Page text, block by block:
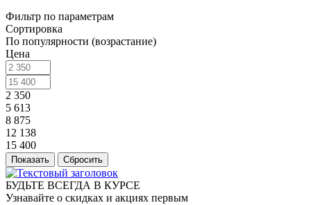
Фильтр по параметрам
Сортировка
По популярности (возрастание)
Цена
2 350
5 613
8 875
12 138
15 400
Сбросить
БУДЬТЕ ВСЕГДА В КУРСЕ
Узнавайте о скидках и акциях первым